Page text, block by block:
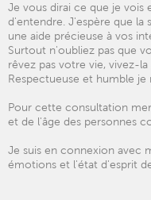
Je vous dirai ce que je vois
d'entendre. J'espère que la
une aide précieuse à vos
Surtout n'oubliez pas que
rêvez pas votre vie, vivez-la
Respectueuse et humble je
Pour cette consultation
et de l'âge des personnes
Je suis en connexion avec
émotions et l'état d'esprit